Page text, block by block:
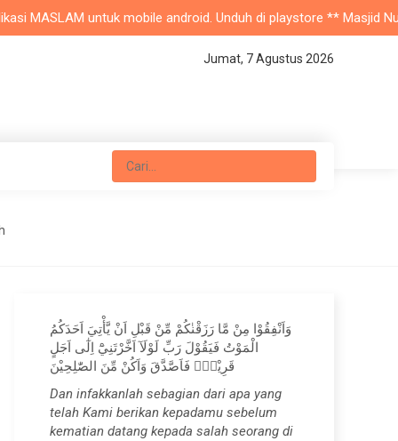
untuk mobile android. Unduh di playstore ** Masjid Nurul
Jumat, 7 Agustus 2026
وَاَنْفِقُوْا مِنْ مَّا رَزَقْنٰكُمْ مِّنْ قَبْلِ اَنْ يَّأْتِيَ اَحَدَكُمُ
الْمَوْتُ فَيَقُوْلَ رَبِّ لَوْلَآ اَخَّرْتَنِيْٓ اِلٰٓى اَجَلٍ
قَرِيْبٍۚ فَاَصَّدَّقَ وَاَكُنْ مِّنَ الصّٰلِحِيْنَ
Dan infakkanlah sebagian dari apa yang
telah Kami berikan kepadamu sebelum
kematian datang kepada salah seorang di